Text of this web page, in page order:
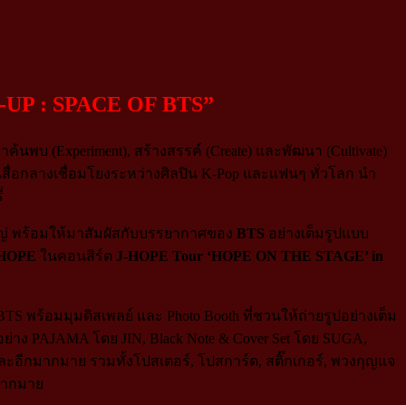
: SPACE OF BTS”
นพบ (Experiment), สร้างสรรค์ (Create) และพัฒนา (Cultivate)
อกลางเชื่อมโยงระหว่างศิลปิน K-Pop และแฟนๆ ทั่วโลก นำ
พร้อมให้มาสัมผัสกับบรรยากาศของ BTS อย่างเต็มรูปแบบ
ในคอนสิร์ต J-HOPE Tour ‘HOPE ON THE STAGE’ in
พร้อมมุมดิสเพลย์ และ Photo Booth ที่ชวนให้ถ่ายรูปอย่างเต็ม
โดย JIN, Black Note & Cover Set โดย SUGA,
และอีกมากมาย รวมทั้งโปสเตอร์, โปสการ์ด, สติ๊กเกอร์, พวงกุญแจ
กมาย